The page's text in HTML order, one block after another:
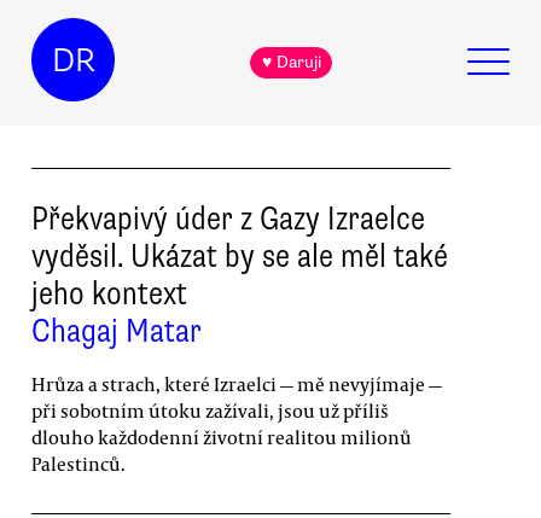
DR ♥ Daruji
Překvapivý úder z Gazy Izraelce
vyděsil. Ukázat by se ale měl také
jeho kontext
Chagaj Matar
Hrůza a strach, které Izraelci — mě nevyjímaje —
při sobotním útoku zažívali, jsou už příliš
dlouho každodenní životní realitou milionů
Palestinců.